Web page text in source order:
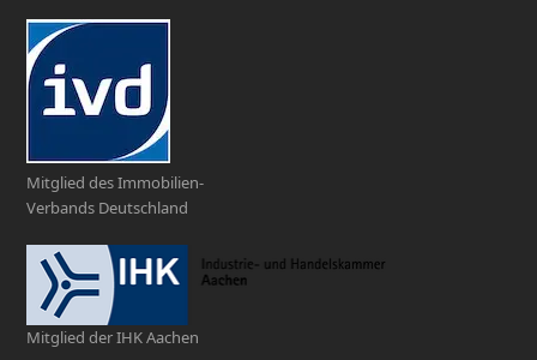
Mitglied des Immobilien-
Verbands Deutschland
Mitglied der IHK Aachen